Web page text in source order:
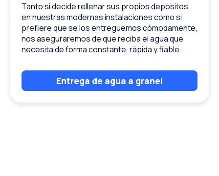
Tanto si decide rellenar sus propios depósitos
en nuestras modernas instalaciones como si
prefiere que se los entreguemos cómodamente,
nos aseguraremos de que reciba el agua que
necesita de forma constante, rápida y fiable.
Entrega de agua a granel